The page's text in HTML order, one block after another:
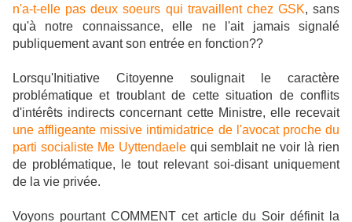
n'a-t-elle pas deux soeurs qui travaillent chez GSK, sans
qu'à notre connaissance, elle ne l'ait jamais signalé
publiquement avant son entrée en fonction??
Lorsqu'Initiative Citoyenne soulignait le caractère
problématique et troublant de cette situation de conflits
d'intérêts indirects concernant cette Ministre, elle recevait
une affligeante missive intimidatrice de l'avocat proche du
parti socialiste Me Uyttendaelequi semblait ne voir là rien
de problématique, le tout relevant soi-disant uniquement
de la vie privée.
Voyons pourtant COMMENT cet article du Soir définit la